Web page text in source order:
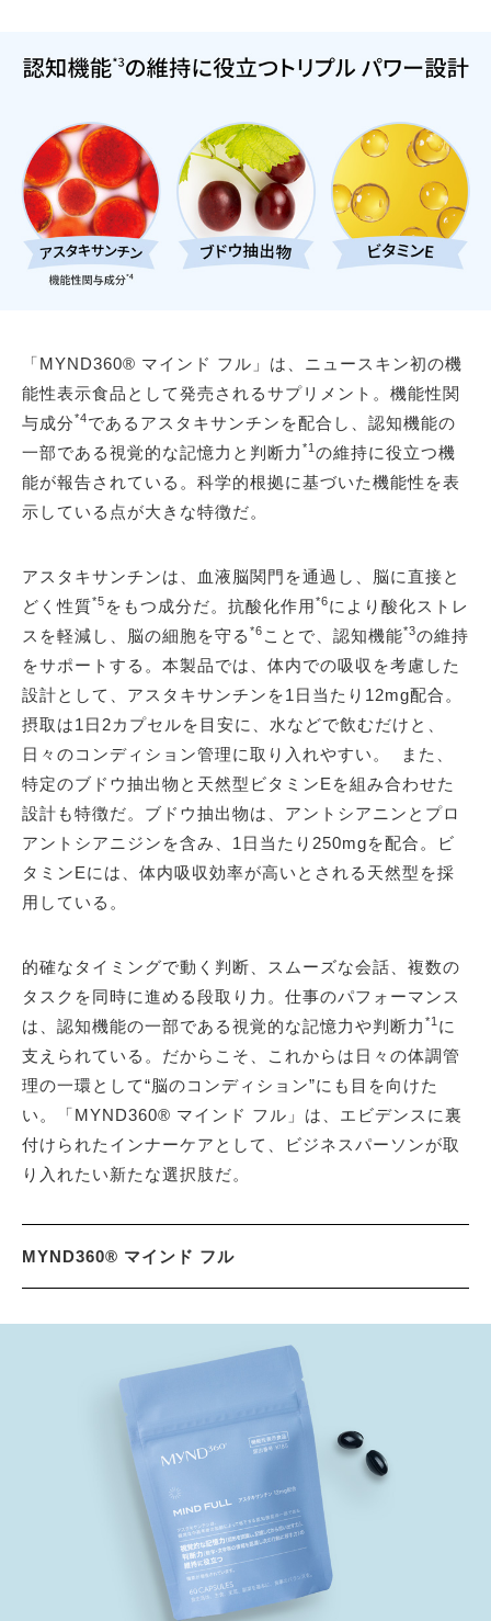
「MYND360® マインド フル」は、ニュースキン初の機
能性表示食品として発売されるサプリメント。機能性関
与成分*4であるアスタキサンチンを配合し、認知機能の
一部である視覚的な記憶力と判断力 *1の維持に役立つ機
能が報告されている。科学的根拠に基づいた機能性を表
示している点が大きな特徴だ。
アスタキサンチンは、血液脳関門を通過し、脳に直接と
どく性質*5 をもつ成分だ。抗酸化作用*6により酸化ストレ
スを軽減し、脳の細胞を守る *6 ことで、認知機能*3の維持
をサポートする。本製品では、体内での吸収を考慮した
設計として、アスタキサンチンを1日当たり12mg配合。
摂取は1日2カプセルを目安に、水などで飲むだけと、
日々のコンディション管理に取り入れやすい。 また、
特定のブドウ抽出物と天然型ビタミンEを組み合わせた
設計も特徴だ。ブドウ抽出物は、アントシアニンとプロ
アントシアニジンを含み、1日当たり250mgを配合。ビ
タミンEには、体内吸収効率が高いとされる天然型を採
用している。
的確なタイミングで動く判断、スムーズな会話、複数の
タスクを同時に進める段取り力。仕事のパフォーマンス
は、認知機能の一部である視覚的な記憶力や判断力 *1に
支えられている。だからこそ、これからは日々の体調管
理の一環として“脳のコンディション”にも目を向けた
い。「MYND360® マインド フル」は、エビデンスに裏
付けられたインナーケアとして、ビジネスパーソンが取
り入れたい新たな選択肢だ。
MYND360® マインド フル